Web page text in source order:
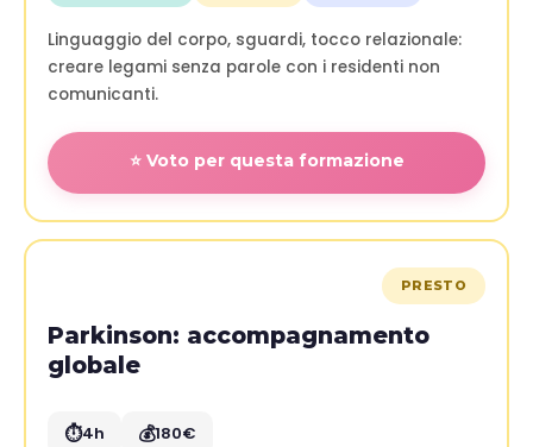
Linguaggio del corpo, sguardi, tocco relazionale:
creare legami senza parole con i residenti non
comunicanti.
⭐ Voto per questa formazione
PRESTO
Parkinson: accompagnamento
globale
⏱️4h 💰180€